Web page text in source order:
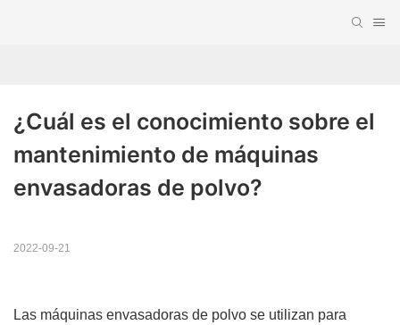
¿Cuál es el conocimiento sobre el
mantenimiento de máquinas
envasadoras de polvo?
2022-09-21
Las máquinas envasadoras de polvo se utilizan para